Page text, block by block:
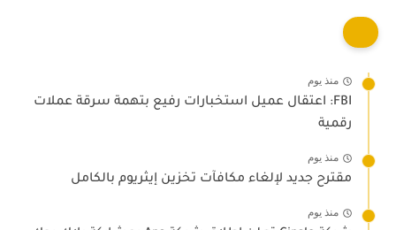
منذ يوم
FBI: اعتقال عميل استخبارات رفيع بتهمة سرقة عملات
رقمية
منذ يوم
مقترح جديد لإلغاء مكافآت تخزين إيثريوم بالكامل
منذ يوم